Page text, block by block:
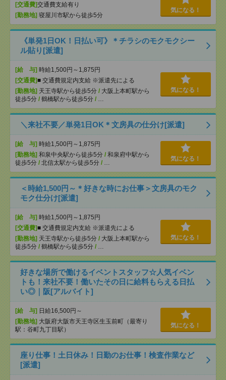
[交通費]交通費支給有り
[勤務地] 寝屋川市駅から徒歩5分
気になる！
《単発1日OK！日払い可》＊チラシのモクモクシー
ル貼り[派遣]
[給 与] 時給1,500円～1,875円
[交通費]■ 交通費規定内支給 ※派遣先による
[勤務地] 天王寺駅から徒歩5分 / 大阪上本町駅から
徒歩5分 / 鶴橋駅から徒歩5分 / …
気になる！
＼来社不要／単発1日OK＊文房具の仕分け[派遣]
[給 与] 時給1,500円～1,875円
[勤務地] 和泉中央駅から徒歩5分 / 和泉府中駅から
徒歩5分 / 北信太駅から徒歩5分 / …
気になる！
＜時給1,500円～＊好きな時にお仕事＞文房具のモク
モク仕分け[派遣]
[給 与] 時給1,500円～1,875円
[交通費]■ 交通費規定内支給 ※派遣先による
[勤務地] 天王寺駅から徒歩5分 / 大阪上本町駅から
徒歩5分 / 鶴橋駅から徒歩5分 / …
気になる！
好きな場所で働けるイベントスタッフ☆人気イベン
トも！来社不要！働いたその日に給料もらえる日払
い◎｜阪[アルバイト]
[給 与] 日給16,500円～
[勤務地] 大阪府大阪市天王寺区生玉前町（最寄り
駅：谷町九丁目駅）
気になる！
座り仕事！土日休み！日勤のお仕事！検査作業など
[派遣]